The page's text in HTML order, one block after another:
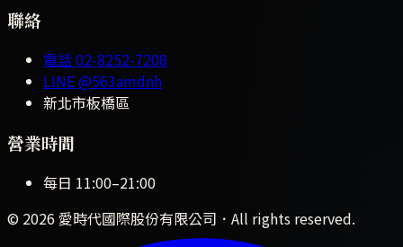
聯絡
電話02-8252-7208
LINE@563amdnh
新北市板橋區
營業時間
每日 11:00–21:00
© 2026 愛時代國際股份有限公司 ．All rights reserved.